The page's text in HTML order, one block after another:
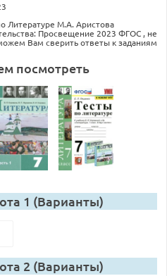
Литературе М.А. Аристова
Просвещение 2023 ФГОС , не
Вам сверить ответы к заданиям
посмотреть
1 (Варианты)
2 (Варианты)